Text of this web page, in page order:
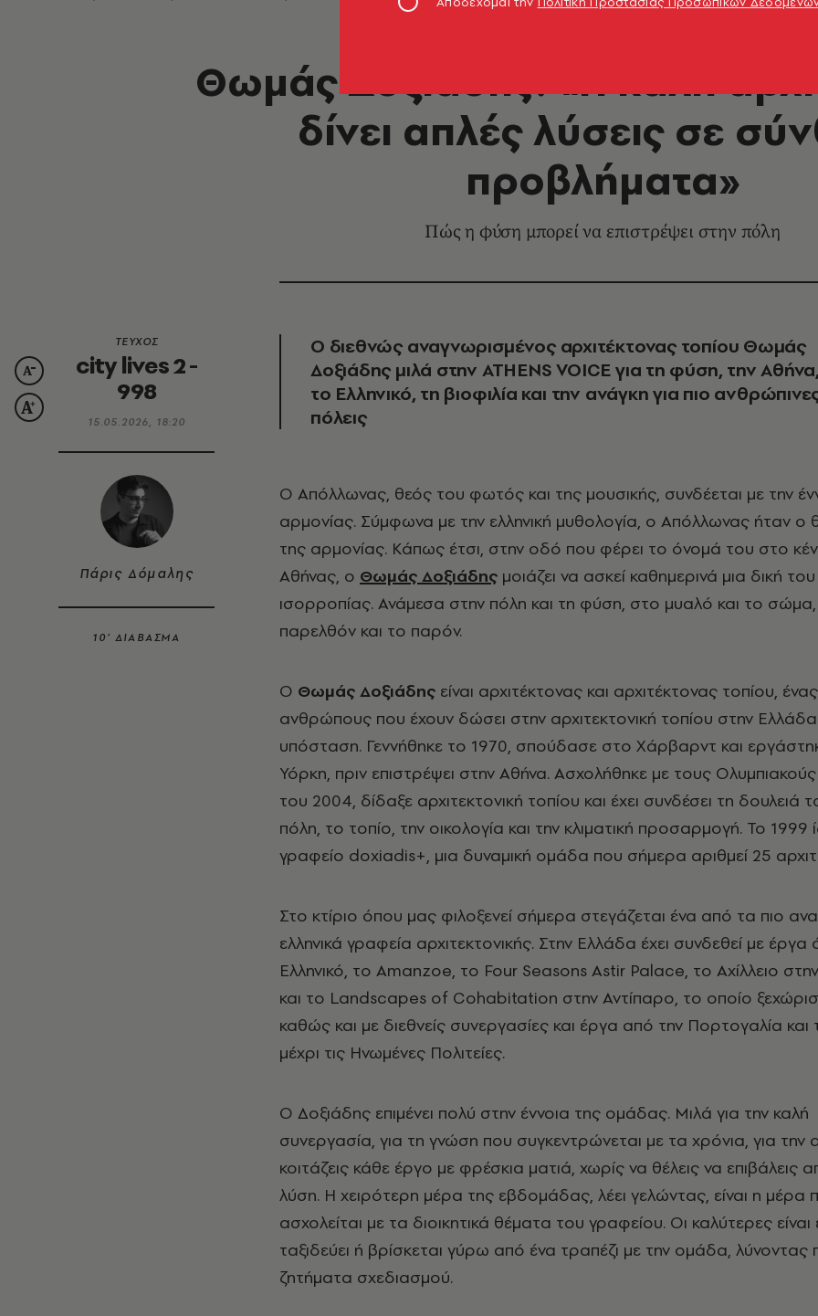
Θωμάς Δοξιάδης: «Η καλή
δίνει απλές λύσεις σε
προβλήματα»
Πώς η φύση μπορεί να επιστρέψει στην πόλη
ΤΕΥΧΟΣ
city lives 2 -
998
15.05.2026, 18:20
Πάρις Δόμαλης
10’ ΔΙΑΒΑΣΜΑ
Ο διεθνώς αναγνωρισμένος αρχιτέκτονας τοπίου Θωμάς
Δοξιάδης μιλά στην ATHENS VOICEγια τη φύση, την
το Ελληνικό, τη βιοφιλία και την ανάγκη για πιο
πόλεις
Ο Απόλλωνας, θεός του φωτός και της μουσικής, συνδέεται με την έννοια της
αρμονίας. Σύμφωνα με την ελληνική μυθολογία, ο Απόλλωνας ήταν ο
της αρμονίας. Κάπως έτσι, στην οδό που φέρει το όνομά του στο
Αθήνας, ο Θωμάς Δοξιάδης μοιάζει να ασκεί καθημερινά μια δική
ισορροπίας. Ανάμεσα στην πόλη και τη φύση, στο μυαλό και το
παρελθόν και το παρόν.
Ο Θωμάς Δοξιάδης είναι αρχιτέκτονας και αρχιτέκτονας τοπίου,
ανθρώπους που έχουν δώσει στην αρχιτεκτονική τοπίου στην
υπόσταση. Γεννήθηκε το 1970, σπούδασε στο Χάρβαρντ και
Υόρκη, πριν επιστρέψει στην Αθήνα. Ασχολήθηκε με τους
του 2004, δίδαξε αρχιτεκτονική τοπίου και έχει συνδέσει τη δουλειά
πόλη, το τοπίο, την οικολογία και την κλιματική προσαρμογή. Το 1999
γραφείο doxiadis+, μια δυναμική ομάδα που σήμερα αριθμεί 25
Στο κτίριο όπου μας φιλοξενεί σήμερα στεγάζεται ένα από τα πιο
ελληνικά γραφεία αρχιτεκτονικής. Στην Ελλάδα έχει συνδεθεί με
Ελληνικό, το Amanzoe, το Four Seasons Astir Palace, το Αχίλλειο
και το Landscapes of Cohabitation στην Αντίπαρο, το οποίο
καθώς και με διεθνείς συνεργασίες και έργα από την Πορτογαλία
μέχρι τις Ηνωμένες Πολιτείες.
Ο Δοξιάδης επιμένει πολύ στην έννοια της ομάδας. Μιλά για την καλή
συνεργασία, για τη γνώση που συγκεντρώνεται με τα χρόνια, για την
κοιτάζεις κάθε έργο με φρέσκια ματιά, χωρίς να θέλεις να επιβάλεις
λύση. Η χειρότερη μέρα της εβδομάδας, λέει γελώντας, είναι η μέρα
ασχολείται με τα διοικητικά θέματα του γραφείου. Οι καλύτερες είναι
ταξιδεύει ή βρίσκεται γύρω από ένα τραπέζι με την ομάδα, λύνοντας
ζητήματα σχεδιασμού.